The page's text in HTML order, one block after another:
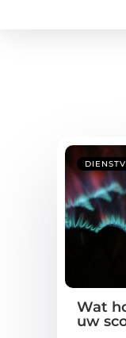
Wat
uw